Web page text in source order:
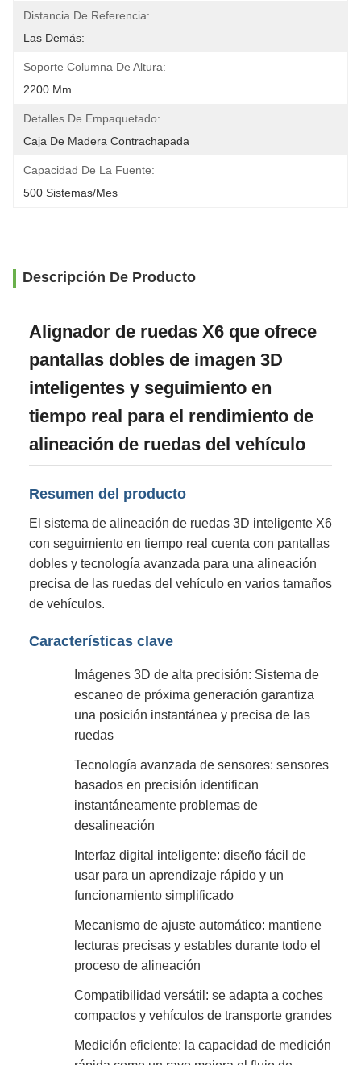
Distancia De Referencia:
Las Demás:
Soporte Columna De Altura:
2200 Mm
Detalles De Empaquetado:
Caja De Madera Contrachapada
Capacidad De La Fuente:
500 Sistemas/mes
Descripción De Producto
Alignador de ruedas X6 que ofrece
pantallas dobles de imagen 3D
inteligentes y seguimiento en
tiempo real para el rendimiento de
alineación de ruedas del vehículo
Resumen del producto
El sistema de alineación de ruedas 3D inteligente X6
con seguimiento en tiempo real cuenta con pantallas
dobles y tecnología avanzada para una alineación
precisa de las ruedas del vehículo en varios tamaños
de vehículos.
Características clave
Imágenes 3D de alta precisión: Sistema de
escaneo de próxima generación garantiza
una posición instantánea y precisa de las
ruedas
Tecnología avanzada de sensores: sensores
basados en precisión identifican
instantáneamente problemas de
desalineación
Interfaz digital inteligente: diseño fácil de
usar para un aprendizaje rápido y un
funcionamiento simplificado
Mecanismo de ajuste automático: mantiene
lecturas precisas y estables durante todo el
proceso de alineación
Compatibilidad versátil: se adapta a coches
compactos y vehículos de transporte grandes
Medición eficiente: la capacidad de medición